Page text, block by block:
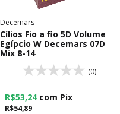
Decemars
Cílios Fio a fio 5D Volume
Egípcio W Decemars 07D
Mix 8-14
(0)
R$54,89
R$53,24 com Pix